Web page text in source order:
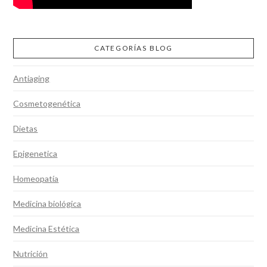
CATEGORÍAS BLOG
Antiaging
Cosmetogenética
Dietas
Epigenetica
Homeopatía
Medicina biológica
Medicina Estética
Nutrición